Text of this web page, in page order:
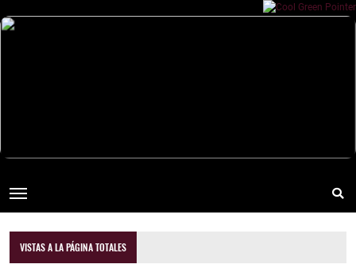
VISTAS A LA PÁGINA TOTALES